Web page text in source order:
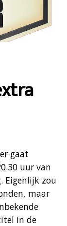
gaat
uur van
Eigenlijk zou
maar
in de